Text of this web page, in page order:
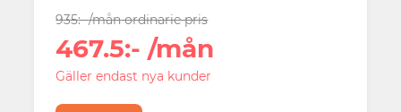
935:-/månordinarie pris
467.5:- /mån
Gäller endast nya kunder